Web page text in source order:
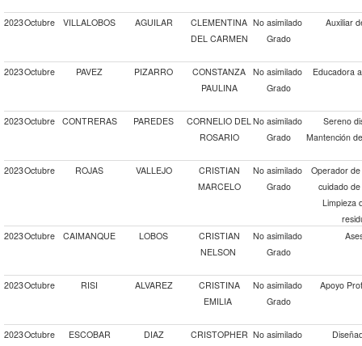
2023Octubre VILLALOBOS AGUILAR
CLEMENTINA
DEL CARMEN
No asimilado
Grado
Auxiliar
2023Octubre PAVEZ PIZARRO
CONSTANZA
PAULINA
No asimilado
Grado
Educadora
2023Octubre CONTRERAS PAREDES
CORNELIO DEL
ROSARIO
No asimilado
Grado
Sereno
Mantención
2023Octubre ROJAS VALLEJO
CRISTIAN
MARCELO
No asimilado
Grado
Operador
cuidado
Limpieza
2023Octubre CAIMANQUE LOBOS
CRISTIAN
NELSON
No asimilado
Grado
2023Octubre RISI ALVAREZ
CRISTINA
EMILIA
No asimilado
Grado
Apoyo
2023Octubre ESCOBAR DIAZ
CRISTOPHER No asimilado